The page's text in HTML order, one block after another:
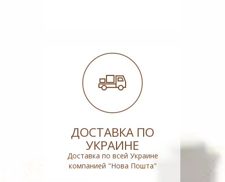
ДОСТАВКА ПО
УКРАИНЕ
Доставка по всей Украине
компанией "Нова Пошта"